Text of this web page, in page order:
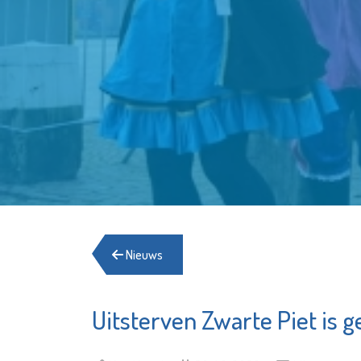
Nieuws
Uitsterven Zwarte Piet is
Seniorenwelzijn
Margriet